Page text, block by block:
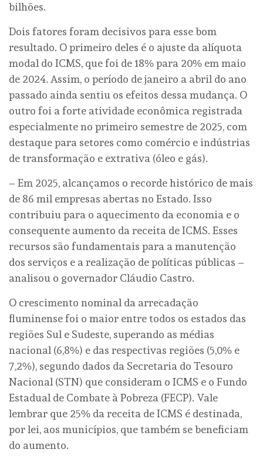
bilhões.
Dois fatores foram decisivos para esse bom
resultado. O primeiro deles é o ajuste da alíquota
modal do ICMS, que foi de 18% para 20% em maio
de 2024. Assim, o período de janeiro a abril do ano
passado ainda sentiu os efeitos dessa mudança. O
outro foi a forte atividade econômica registrada
especialmente no primeiro semestre de 2025, com
destaque para setores como comércio e indústrias
de transformação e extrativa (óleo e gás).
– Em 2025, alcançamos o recorde histórico de mais
de 86 mil empresas abertas no Estado. Isso
contribuiu para o aquecimento da economia e o
consequente aumento da receita de ICMS. Esses
recursos são fundamentais para a manutenção
dos serviços e a realização de políticas públicas –
analisou o governador Cláudio Castro.
O crescimento nominal da arrecadação
fluminense foi o maior entre todos os estados das
regiões Sul e Sudeste, superando as médias
nacional (6,8%) e das respectivas regiões (5,0% e
7,2%), segundo dados da Secretaria do Tesouro
Nacional (STN) que consideram o ICMS e o Fundo
Estadual de Combate à Pobreza (FECP). Vale
lembrar que 25% da receita de ICMS é destinada,
por lei, aos municípios, que também se beneficiam
do aumento.